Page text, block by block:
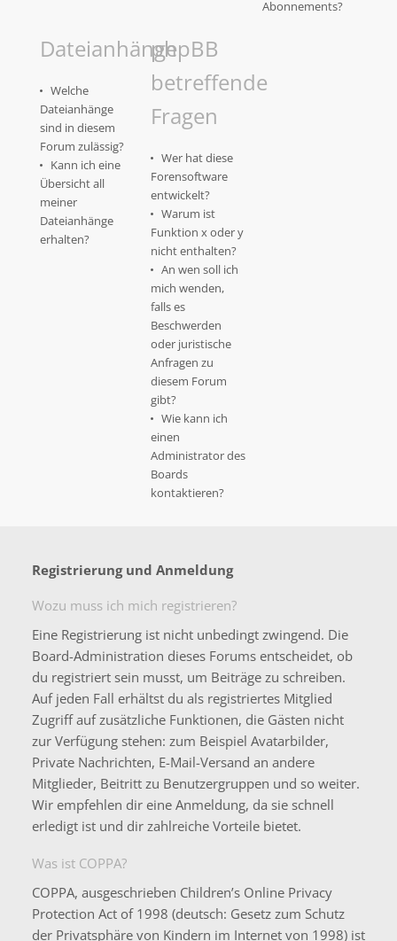
Abonnements?
Dateianhänge
Welche
Dateianhänge
sind in diesem
Forum zulässig?
Kann ich eine
Übersicht all
meiner
Dateianhänge
erhalten?
phpBB
betreffende
Fragen
Wer hat diese
Forensoftware
entwickelt?
Warum ist
Funktion x oder y
nicht enthalten?
An wen soll ich
mich wenden,
falls es
Beschwerden
oder juristische
Anfragen zu
diesem Forum
gibt?
Wie kann ich
einen
Administrator des
Boards
kontaktieren?
Registrierung und Anmeldung
Wozu muss ich mich registrieren?
Eine Registrierung ist nicht unbedingt zwingend. Die
Board-Administration dieses Forums entscheidet, ob
du registriert sein musst, um Beiträge zu schreiben.
Auf jeden Fall erhältst du als registriertes Mitglied
Zugriff auf zusätzliche Funktionen, die Gästen nicht
zur Verfügung stehen: zum Beispiel Avatarbilder,
Private Nachrichten, E-Mail-Versand an andere
Mitglieder, Beitritt zu Benutzergruppen und so weiter.
Wir empfehlen dir eine Anmeldung, da sie schnell
erledigt ist und dir zahlreiche Vorteile bietet.
Was ist COPPA?
COPPA, ausgeschrieben Children’s Online Privacy
Protection Act of 1998 (deutsch: Gesetz zum Schutz
der Privatsphäre von Kindern im Internet von 1998) ist